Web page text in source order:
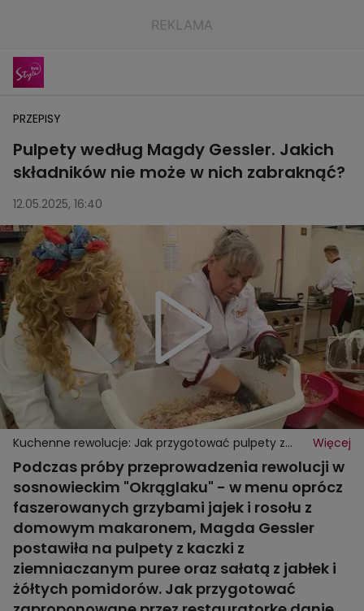
PRZEPISY
Pulpety według Magdy Gessler. Jakich
składników nie może w nich zabraknąć?
12.05.2025, 16:40
Kuchenne rewolucje: Jak przygotować pulpety z
przepisu Magdy Gessler?
Więcej
Podczas próby przeprowadzenia rewolucji w
sosnowieckim "Okrąglaku" - w menu oprócz
faszerowanych grzybami jajek i rosołu z
domowym makaronem, Magda Gessler
postawiła na pulpety z kaczki z
ziemniaczanym puree oraz sałatą z jabłek i
żółtych pomidorów. Jak przygotować